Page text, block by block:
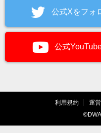
公式Xをフォ
公式
利用規約 運